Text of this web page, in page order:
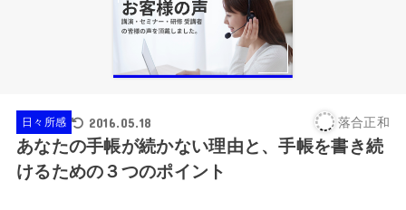
日々所感 2016.05.18 落合正和
あなたの手帳が続かない理由と、手帳を書き続
けるための３つのポイント